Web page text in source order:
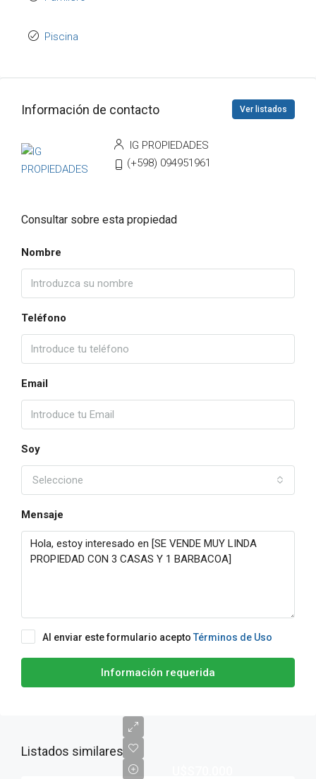
Piscina
Información de contacto Ver listados
IG PROPIEDADES
(+598) 094951961
Consultar sobre esta propiedad
Nombre
Teléfono
Email
Soy
Seleccione
Mensaje
Al enviar este formulario acepto Términos de Uso
Información requerida
Listados similares